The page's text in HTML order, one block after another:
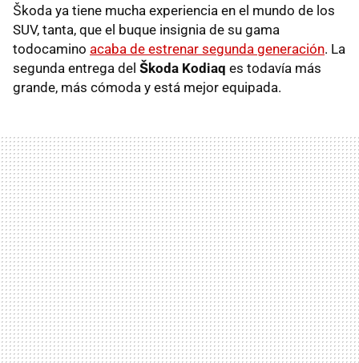
Škoda ya tiene mucha experiencia en el mundo de los
SUV, tanta, que el buque insignia de su gama
todocamino acaba de estrenar segunda generación. La
segunda entrega del Škoda Kodiaq es todavía más
grande, más cómoda y está mejor equipada.